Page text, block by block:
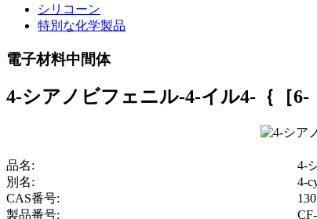
シリコーン
特別な化学製品
電子材料中間体
4-シアノビフェニル-4-イル4-｛［
品名:
4-
別名:
4-
CAS番号:
製品番号: